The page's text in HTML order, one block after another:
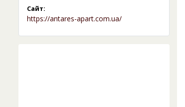
Сайт:
https://antares-apart.com.ua/